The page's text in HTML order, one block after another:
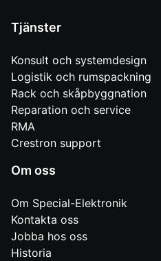
Tjänster
Konsult och systemdesign
Logistik och rumspackning
Rack och skåpbyggnation
Reparation och service
RMA
Crestron support
Om oss
Om Special-Elektronik
Kontakta oss
Jobba hos oss
Historia